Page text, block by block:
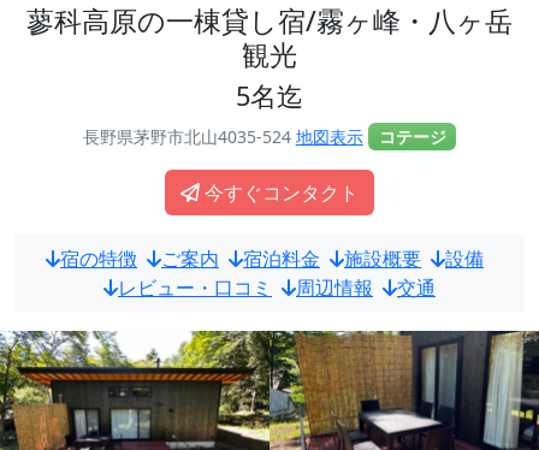
蓼科高原の一棟貸し宿/霧ヶ峰・八ヶ岳
観光
5名迄
長野県茅野市北山4035-524 地図表示 コテージ
今すぐコンタクト
宿の特徴 ご案内 宿泊料金 施設概要
設備
レビュー・口コミ
周辺情報 交通